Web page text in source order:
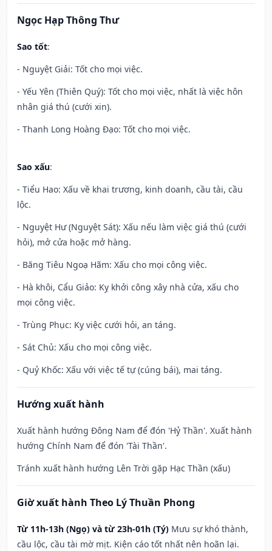
Ngọc Hạp Thông Thư
Sao tốt:
- Nguyệt Giải: Tốt cho mọi việc.
- Yếu Yên (Thiên Quý): Tốt cho mọi việc, nhất là việc hôn
nhân giá thú (cưới xin).
- Thanh Long Hoàng Đạo: Tốt cho mọi việc.
Sao xấu:
- Tiểu Hao: Xấu về khai trương, kinh doanh, cầu tài, cầu
lộc.
- Nguyệt Hư (Nguyệt Sát): Xấu nếu làm việc giá thú (cưới
hỏi), mở cửa hoặc mở hàng.
- Băng Tiêu Ngoạ Hãm: Xấu cho mọi công việc.
- Hà khôi, Cẩu Giảo: Kỵ khởi công xây nhà cửa, xấu cho
mọi công việc.
- Trùng Phục: Kỵ việc cưới hỏi, an táng.
- Sát Chủ: Xấu cho mọi công việc.
- Quỷ Khốc: Xấu với việc tế tự (cúng bái), mai táng.
Hướng xuất hành
Xuất hành hướng Đông Nam để đón 'Hỷ Thần'. Xuất hành
hướng Chính Nam để đón 'Tài Thần'.
Tránh xuất hành hướng Lên Trời gặp Hạc Thần (xấu)
Giờ xuất hành Theo Lý Thuần Phong
Từ 11h-13h (Ngọ) và từ 23h-01h (Tý) Mưu sự khó thành,
cầu lộc, cầu tài mờ mịt. Kiện cáo tốt nhất nên hoãn lại.